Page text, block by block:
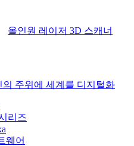
올인원 레이저 3D 스캐너
주위에 세계를 디지털화
리즈
웨어